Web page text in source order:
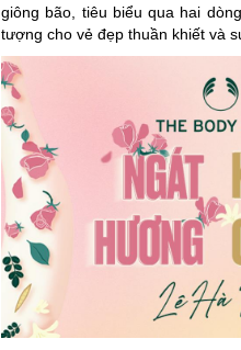
giông bão, tiêu biểu qua hai
tượng cho vẻ đẹp thuần khiết và